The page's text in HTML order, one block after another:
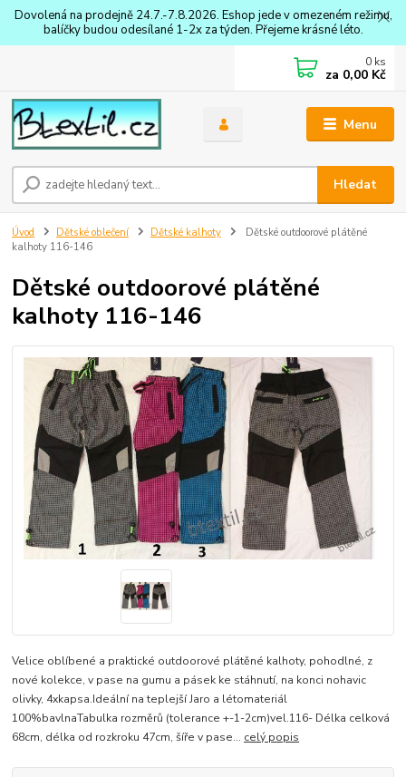
Dovolená na prodejně 24.7.-7.8.2026. Eshop jede v omezeném režimu,
balíčky budou odesílané 1-2x za týden. Přejeme krásné léto.
Menu
Hledat
0 ks
za 0,00 Kč
Úvod Dětské oblečení Dětské kalhoty
Dětské outdoorové plátěné
kalhoty 116-146
Dětské outdoorové plátěné
kalhoty 116-146
Velice oblíbené a praktické outdoorové plátěné kalhoty, pohodlné, z
nové kolekce, v pase na gumu a pásek ke stáhnutí, na konci nohavic
olivky, 4xkapsa.Ideální na teplejší Jaro a létomateriál
100%bavlnaTabulka rozměrů (tolerance +-1-2cm)vel.116- Délka celková
68cm, délka od rozkroku 47cm, šíře v pase... celý popis